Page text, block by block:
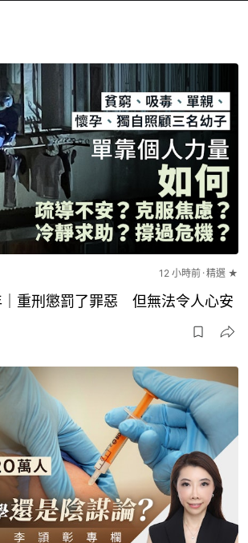
12 小時前 精選 ★
重刑懲罰了罪惡 但無法令人心安